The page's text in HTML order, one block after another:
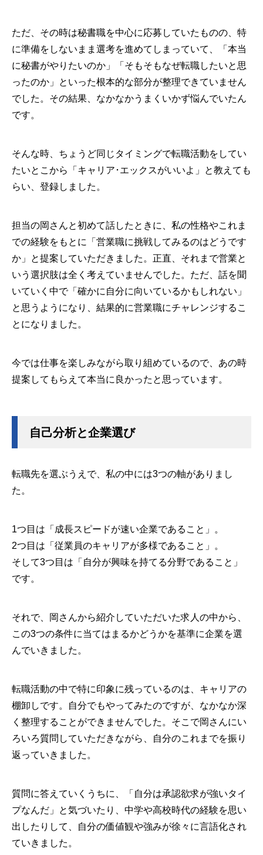
ただ、その時は秘書職を中心に応募していたものの、特
に準備をしないまま選考を進めてしまっていて、「本当
に秘書がやりたいのか」「そもそもなぜ転職したいと思
ったのか」といった根本的な部分が整理できていません
でした。その結果、なかなかうまくいかず悩んでいたん
です。
そんな時、ちょうど同じタイミングで転職活動をしてい
たいとこから「キャリア･エックスがいいよ」と教えても
らい、登録しました。
担当の岡さんと初めて話したときに、私の性格やこれま
での経験をもとに「営業職に挑戦してみるのはどうです
か」と提案していただきました。正直、それまで営業と
いう選択肢は全く考えていませんでした。ただ、話を聞
いていく中で「確かに自分に向いているかもしれない」
と思うようになり、結果的に営業職にチャレンジするこ
とになりました。
今では仕事を楽しみながら取り組めているので、あの時
提案してもらえて本当に良かったと思っています。
自己分析と企業選び
転職先を選ぶうえで、私の中には3つの軸がありまし
た。
1つ目は「成長スピードが速い企業であること」。
2つ目は「従業員のキャリアが多様であること」。
そして3つ目は「自分が興味を持てる分野であること」
です。
それで、岡さんから紹介していただいた求人の中から、
この3つの条件に当てはまるかどうかを基準に企業を選
んでいきました。
転職活動の中で特に印象に残っているのは、キャリアの
棚卸しです。自分でもやってみたのですが、なかなか深
く整理することができませんでした。そこで岡さんにい
ろいろ質問していただきながら、自分のこれまでを振り
返っていきました。
質問に答えていくうちに、「自分は承認欲求が強いタイ
プなんだ」と気づいたり、中学や高校時代の経験を思い
出したりして、自分の価値観や強みが徐々に言語化され
ていきました。